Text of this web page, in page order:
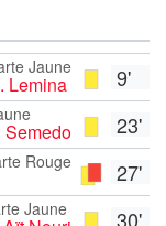
9'
Jaune
Lemina
23'
Semedo
27'
Rouge
30'
Jaune